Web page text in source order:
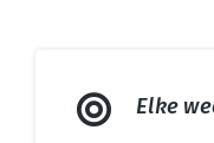
Elke